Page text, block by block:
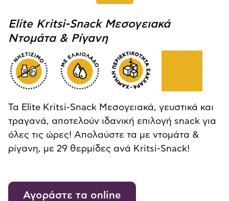
Elite Kritsi-Snack Μεσογειακά
Ντομάτα & Ρίγανη
Τα Elite Kritsi-Snack Μεσογειακά, γευστικά και
τραγανά, αποτελούν ιδανική επιλογή snack για
όλες τις ώρες! Απολαύστε τα με ντομάτα &
ρίγανη, με 29 θερμίδες ανά Kritsi-Snack!
Αγοράστε τα online